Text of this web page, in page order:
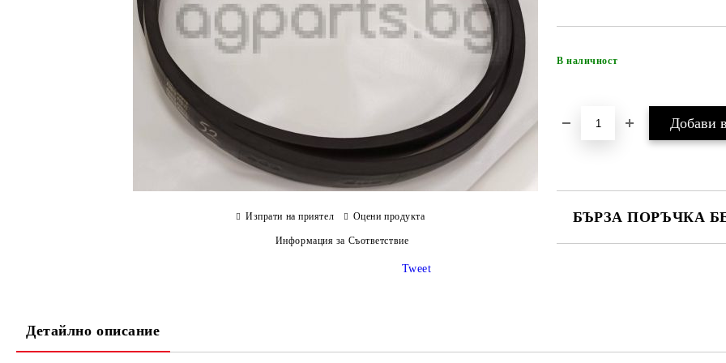
В наличност
БЪРЗА ПОРЪЧКА
Изпрати на приятел Оцени продукта
Информация за Съответствие
Tweet
Детайлно описание